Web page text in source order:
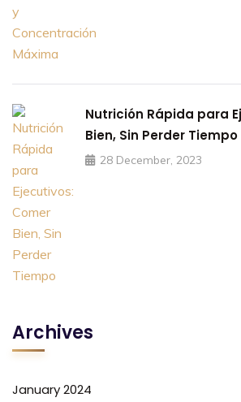
Nutrición Rápida para
Bien, Sin Perder Tiempo
28 December, 2023
Archives
January 2024